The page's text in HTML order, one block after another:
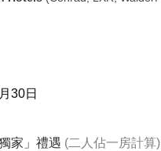
30日
家」禮遇 (二人佔一房計算)